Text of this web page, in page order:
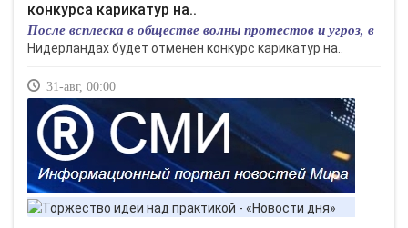
конкурса карикатур на..
После всплеска в обществе волны протестов и угроз, в
Нидерландах будет отменен конкурс карикатур на..
31-авг, 00:00